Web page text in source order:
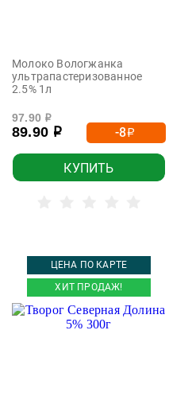
Молоко Вологжанка
ультрапастеризованное
2.5% 1л
97.90 р
89.90 р -8р
КУПИТЬ
ЦЕНА ПО КАРТЕ
ХИТ ПРОДАЖ!